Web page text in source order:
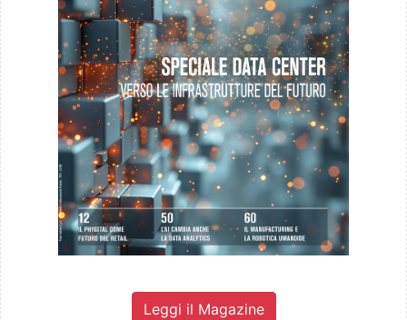
Leggi il Magazine